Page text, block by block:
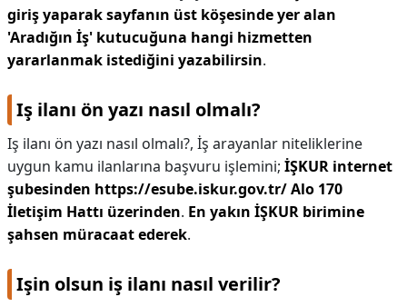
giriş yaparak sayfanın üst köşesinde yer alan
'Aradığın İş' kutucuğuna hangi hizmetten
yararlanmak istediğini yazabilirsin.
Iş ilanı ön yazı nasıl olmalı?
Iş ilanı ön yazı nasıl olmalı?, İş arayanlar niteliklerine
uygun kamu ilanlarına başvuru işlemini; İŞKUR internet
şubesinden https://esube.iskur.gov.tr/Alo 170
İletişim Hattı üzerinden. En yakın İŞKUR birimine
şahsen müracaat ederek.
Işin olsun iş ilanı nasıl verilir?